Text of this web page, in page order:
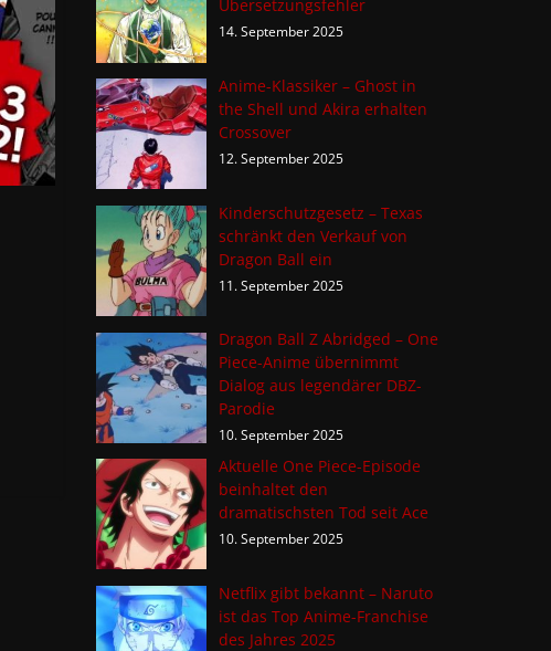
Übersetzungsfehler
14. September 2025
Anime-Klassiker – Ghost in
the Shell und Akira erhalten
Crossover
12. September 2025
Kinderschutzgesetz – Texas
schränkt den Verkauf von
Dragon Ball ein
11. September 2025
Dragon Ball Z Abridged – One
Piece-Anime übernimmt
Dialog aus legendärer DBZ-
Parodie
10. September 2025
Aktuelle One Piece-Episode
beinhaltet den
dramatischsten Tod seit Ace
10. September 2025
Netflix gibt bekannt – Naruto
ist das Top Anime-Franchise
des Jahres 2025